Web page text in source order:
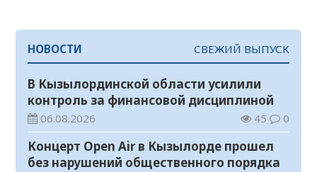
НОВОСТИ СВЕЖИЙ ВЫПУСК
В Кызылординской области усилили
контроль за финансовой дисциплиной
06.08.2026 45 0
Концерт Open Air в Кызылорде прошел
без нарушений общественного порядка